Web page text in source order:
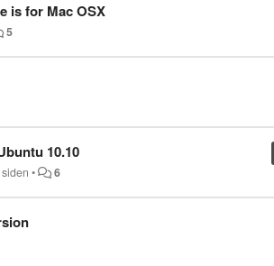
is for Mac OSX
5
10.10
• 6